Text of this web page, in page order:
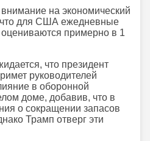
на экономический
что для США ежедневные
примерно в 1
что президент
руководителей
в оборонной
доме, добавив, что в
о сокращении запасов
Трамп отверг эти